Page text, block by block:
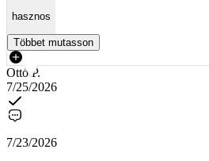
hasznos
Többet mutasson
Ottó P.
7/25/2026
7/23/2026